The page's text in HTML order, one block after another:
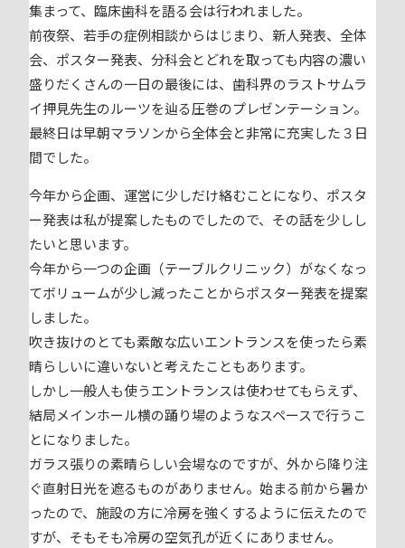
集まって、臨床歯科を語る会は行われました。
前夜祭、若手の症例相談からはじまり、新人発表、全体
会、ポスター発表、分科会とどれを取っても内容の濃い
盛りだくさんの一日の最後には、歯科界のラストサムラ
イ押見先生のルーツを辿る圧巻のプレゼンテーション。
最終日は早朝マラソンから全体会と非常に充実した３日
間でした。
今年から企画、運営に少しだけ絡むことになり、ポスタ
ー発表は私が提案したものでしたので、その話を少しし
たいと思います。
今年から一つの企画（テーブルクリニック）がなくなっ
てボリュームが少し減ったことからポスター発表を提案
しました。
吹き抜けのとても素敵な広いエントランスを使ったら素
晴らしいに違いないと考えたこともあります。
しかし一般人も使うエントランスは使わせてもらえず、
結局メインホール横の踊り場のようなスペースで行うこ
とになりました。
ガラス張りの素晴らしい会場なのですが、外から降り注
ぐ直射日光を遮るものがありません。始まる前から暑か
ったので、施設の方に冷房を強くするように伝えたので
すが、そもそも冷房の空気孔が近くにありません。